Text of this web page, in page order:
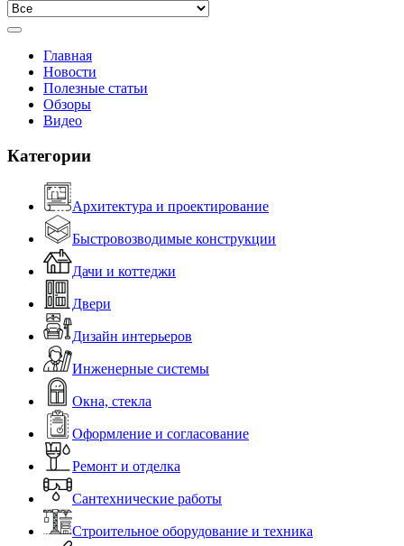
Главная
Новости
Полезные статьи
Обзоры
Видео
Категории
Архитектура и проектирование
Быстровозводимые конструкции
Дачи и коттеджи
Двери
Дизайн интерьеров
Инженерные системы
Окна, стекла
Оформление и согласование
Ремонт и отделка
Сантехнические работы
Строительное оборудование и техника